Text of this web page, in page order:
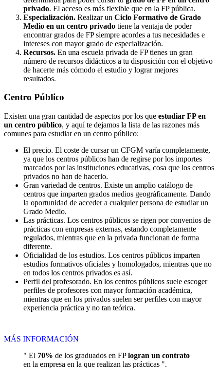
privado. El acceso es más flexible que en la FP pública.
Especialización. Realizar un Ciclo Formativo de Grado
Medio en un centro privado tiene la ventaja de poder
encontrar grados de FP siempre acordes a tus necesidades e
intereses con mayor grado de especialización.
Recursos. En una escuela privada de FP tienes un gran
número de recursos didácticos a tu disposición con el objetivo
de hacerte más cómodo el estudio y lograr mejores
resultados.
Centro Público
Existen una gran cantidad de aspectos por los que estudiar FP en
un centro público, y aquí te dejamos la lista de las razones más
comunes para estudiar en un centro público:
El precio. El coste de cursar un CFGM varía completamente,
ya que los centros públicos han de regirse por los importes
marcados por las instituciones educativas, cosa que los centros
privados no han de hacerlo.
Gran variedad de centros. Existe un amplio catálogo de
centros que imparten grados medios geográficamente. Dando
la oportunidad de acceder a cualquier persona de estudiar un
Grado Medio.
Las prácticas. Los centros públicos se rigen por convenios de
prácticas con empresas externas, estando completamente
regulados, mientras que en la privada funcionan de forma
diferente.
Oficialidad de los estudios. Los centros públicos imparten
estudios formativos oficiales y homologados, mientras que no
en todos los centros privados es así.
Perfil del profesorado. En los centros públicos suele escoger
perfiles de profesores con mayor formación académica,
mientras que en los privados suelen ser perfiles con mayor
experiencia práctica y no tan teórica.
MÁS INFORMACIÓN
" El 70% de los graduados en FPlogran un contrato
en la empresa en la que realizan las prácticas ".